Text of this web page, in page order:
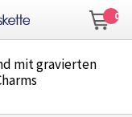
0
mit gravierten